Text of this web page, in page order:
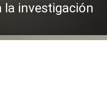
la investigación